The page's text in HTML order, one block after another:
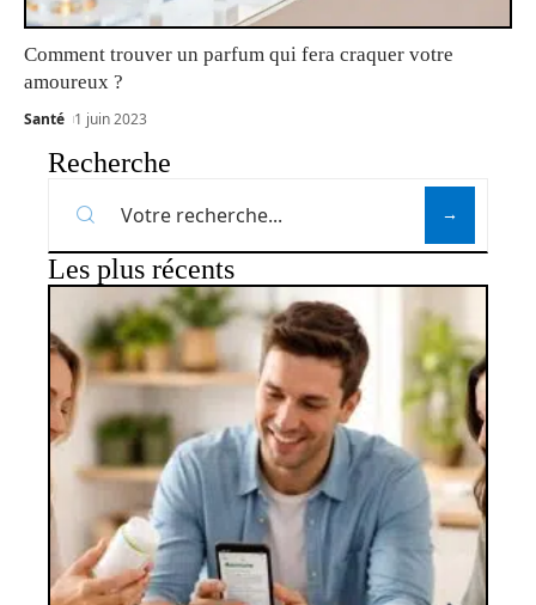
Comment trouver un parfum qui fera craquer votre
amoureux ?
Santé 1 juin 2023
Recherche
Les plus récents